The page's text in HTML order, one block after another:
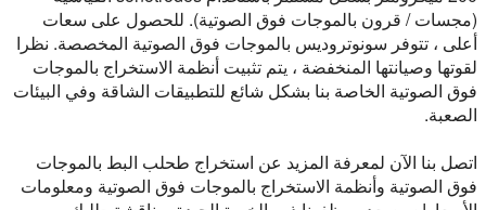
(مجسات / قرون بالموجات فوق الصوتية). للحصول على سعات
أعلى ، تتوفر سونوتروديس بالموجات فوق الصوتية المخصصة. نظرا
لقوتها وصيانتها المنخفضة ، يتم تثبيت أنظمة الاستخراج بالموجات
فوق الصوتية الخاصة بنا بشكل شائع للتطبيقات الشاقة وفي البيئات
الصعبة.
اتصل بنا الآن لمعرفة المزيد عن استخراج طحلب البط بالموجات
فوق الصوتية وأنظمة الاستخراج بالموجات فوق الصوتية ومعلومات